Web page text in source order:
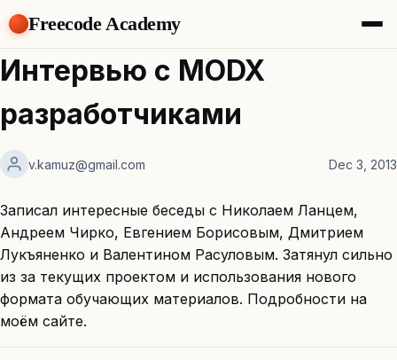
Freecode Academy
About
Members
Offers
Tasks
Get Access
Интервью с MODX
разработчиками
v.kamuz@gmail.com Dec 3, 2013
Записал интересные беседы с Николаем Ланцем,
Андреем Чирко, Евгением Борисовым, Дмитрием
Лукъяненко и Валентином Расуловым. Затянул сильно
из за текущих проектом и использования нового
формата обучающих материалов. Подробности на
моём сайте.